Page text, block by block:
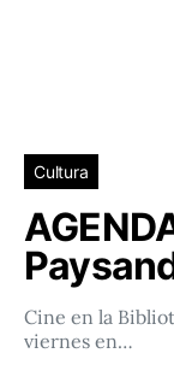
Cultura
Cine en la
viernes en…